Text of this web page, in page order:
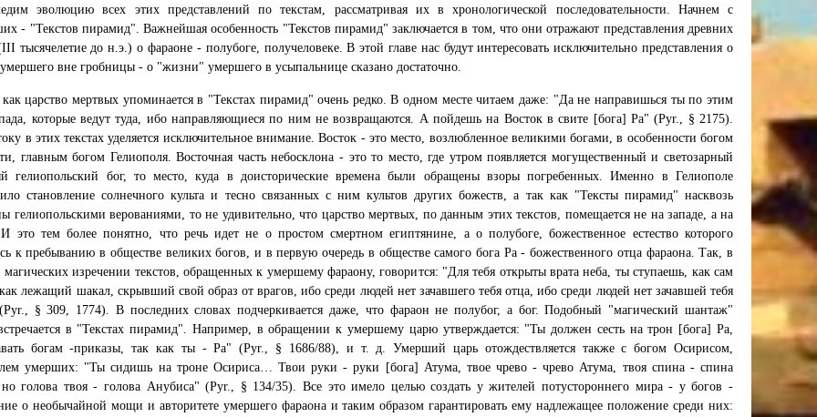
эволюцию всех этих представлений по текстам, рассматривая их в хронологической последовательности. Начнем с
- "Текстов пирамид". Важнейшая особенность "Текстов пирамид" заключается в том, что они отражают представления древних
тысячелетие до н.э.) о фараоне - полубоге, получеловеке. В этой главе нас будут интересовать исключительно представления о
вне гробницы - о "жизни" умершего в усыпальнице сказано достаточно.
как царство мертвых упоминается в "Текстах пирамид" очень редко. В одном месте читаем даже: "Да не направишься ты по этим
которые ведут туда, ибо направляющиеся по ним не возвращаются. А пойдешь на Восток в свите [бога] Ра" (Руr., § 2175).
в этих текстах уделяется исключительное внимание. Восток - это место, возлюбленное великими богами, в особенности богом
главным богом Гелиополя. Восточная часть небосклона - это то место, где утром появляется могущественный и светозарный
гелиопольский бог, то место, куда в доисторические времена были обращены взоры погребенных. Именно в Гелиополе
становление солнечного культа и тесно связанных с ним культов других божеств, а так как "Тексты пирамид" насквозь
гелиопольскими верованиями, то не удивительно, что царство мертвых, по данным этих текстов, помещается не на западе, а на
И это тем более понятно, что речь идет не о простом смертном египтянине, а о полубоге, божественное естество которого
к пребыванию в обществе великих богов, и в первую очередь в обществе самого бога Pa - божественного отца фараона. Так, в
изречении текстов, обращенных к умершему фараону, говорится: "Для тебя открыты врата неба, ты ступаешь, как сам
лежащий шакал, скрывший свой образ от врагов, ибо среди людей нет зачавшего тебя отца, ибо среди людей нет зачавшей тебя
§ 309, 1774). В последних словах подчеркивается даже, что фараон не полубог, а бог. Подобный "магический шантаж"
в "Текстах пирамид". Например, в обращении к умершему царю утверждается: "Ты должен сесть на трон [бога] Ра,
богам -приказы, так как ты - Ра" (Руr., § 1686/88), и т. д. Умерший царь отождествляется также с богом Осирисом,
умерших: "Ты сидишь на троне Осириса… Твои руки - руки [бога] Атума, твое чрево - чрево Атума, твоя спина - спина
голова твоя - голова Анубиса" (Руr., § 134/35). Все это имело целью создать у жителей потустороннего мира - у богов -
о необычайной мощи и авторитете умершего фараона и таким образом гарантировать ему надлежащее положение среди них: